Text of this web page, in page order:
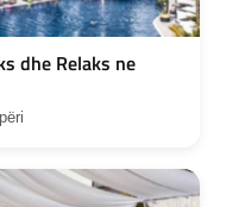
dhe Relaks ne